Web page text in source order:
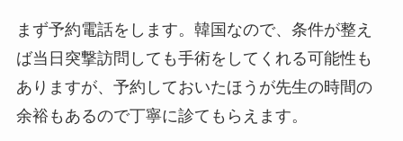
まず予約電話をします。韓国なので、条件が整え
ば当日突撃訪問しても手術をしてくれる可能性も
ありますが、予約しておいたほうが先生の時間の
余裕もあるので丁寧に診てもらえます。